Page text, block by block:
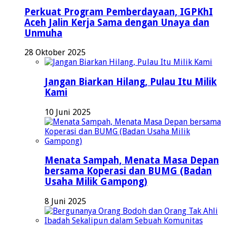
Perkuat Program Pemberdayaan, IGPKhI
Aceh Jalin Kerja Sama dengan Unaya dan
Unmuha
28 Oktober 2025
Jangan Biarkan Hilang, Pulau Itu Milik
Kami
10 Juni 2025
Menata Sampah, Menata Masa Depan
bersama Koperasi dan BUMG (Badan
Usaha Milik Gampong)
8 Juni 2025